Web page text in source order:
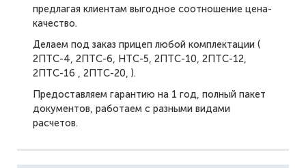
предлагая клиентам выгодное соотношение цена-
качество.
Делаем под заказ прицеп любой комплектации (
2ПТС-4, 2ПТС-6, НТС-5, 2ПТС-10, 2ПТС-12,
2ПТС-16 , 2ПТС-20, ).
Предоставляем гарантию на 1 год, полный пакет
документов, работаем с разными видами
расчетов.